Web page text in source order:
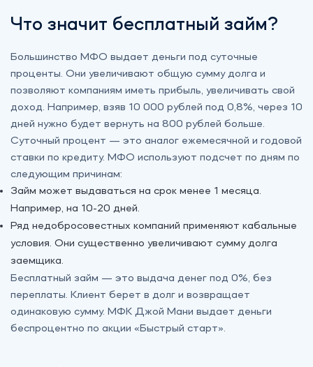
Что значит бесплатный займ?
Большинство МФО выдает деньги под суточные
проценты. Они увеличивают общую сумму долга и
позволяют компаниям иметь прибыль, увеличивать свой
доход. Например, взяв 10 000 рублей под 0,8%, через 10
дней нужно будет вернуть на 800 рублей больше.
Суточный процент — это аналог ежемесячной и годовой
ставки по кредиту. МФО используют подсчет по дням по
следующим причинам:
Займ может выдаваться на срок менее 1 месяца.
Например, на 10-20 дней.
Ряд недобросовестных компаний применяют кабальные
условия. Они существенно увеличивают сумму долга
заемщика.
Бесплатный займ — это выдача денег под 0%, без
переплаты. Клиент берет в долг и возвращает
одинаковую сумму. МФК Джой Мани выдает деньги
беспроцентно по акции «‎Быстрый старт».